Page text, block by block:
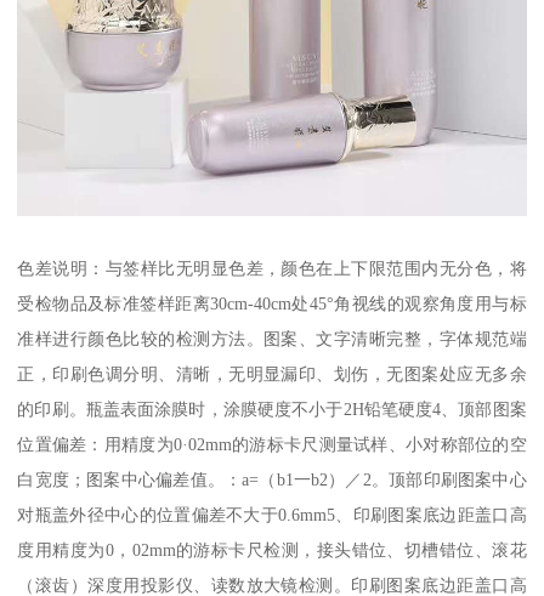
色差说明：与签样比无明显色差，颜色在上下限范围内无分色，将
受检物品及标准签样距离30cm-40cm处45°角视线的观察角度用与标
准样进行颜色比较的检测方法。图案、文字清晰完整，字体规范端
正，印刷色调分明、清晰，无明显漏印、划伤，无图案处应无多余
的印刷。瓶盖表面涂膜时，涂膜硬度不小于2H铅笔硬度4、顶部图案
位置偏差：用精度为0·02mm的游标卡尺测量试样、小对称部位的空
白宽度；图案中心偏差值。：a=（b1一b2）／2。顶部印刷图案中心
对瓶盖外径中心的位置偏差不大于0.6mm5、印刷图案底边距盖口高
度用精度为0，02mm的游标卡尺检测，接头错位、切槽错位、滚花
（滚齿）深度用投影仪、读数放大镜检测。印刷图案底边距盖口高